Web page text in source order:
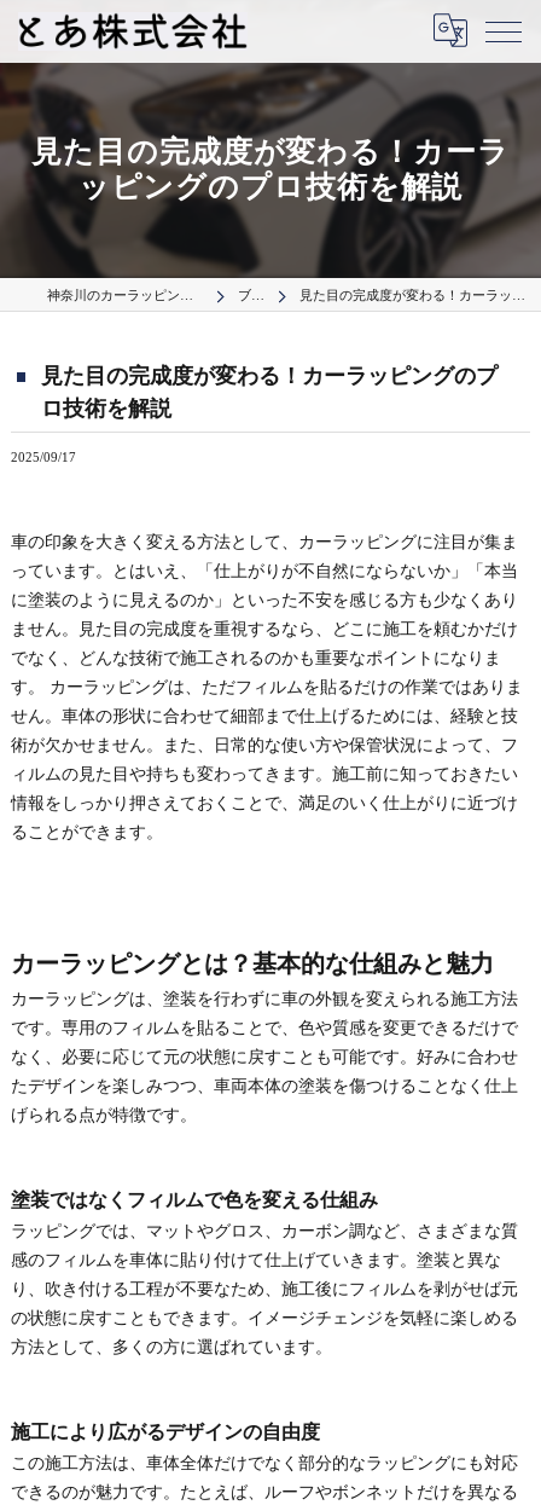
見た目の完成度が変わる！カーラ
ッピングのプロ技術を解説
ブログ 見た目の完成度が変わる！カーラッピングのプロ技術を解説
見た目の完成度が変わる！カーラッピングのプ
ロ技術を解説
2025/09/17
車の印象を大きく変える方法として、カーラッピングに注目が集ま
っています。とはいえ、「仕上がりが不自然にならないか」「本当
に塗装のように見えるのか」といった不安を感じる方も少なくあり
ません。見た目の完成度を重視するなら、どこに施工を頼むかだけ
でなく、どんな技術で施工されるのかも重要なポイントになりま
す。 カーラッピングは、ただフィルムを貼るだけの作業ではありま
せん。車体の形状に合わせて細部まで仕上げるためには、経験と技
術が欠かせません。また、日常的な使い方や保管状況によって、フ
ィルムの見た目や持ちも変わってきます。施工前に知っておきたい
情報をしっかり押さえておくことで、満足のいく仕上がりに近づけ
ることができます。
カーラッピングとは？基本的な仕組みと魅力
カーラッピングは、塗装を行わずに車の外観を変えられる施工方法
です。専用のフィルムを貼ることで、色や質感を変更できるだけで
なく、必要に応じて元の状態に戻すことも可能です。好みに合わせ
たデザインを楽しみつつ、車両本体の塗装を傷つけることなく仕上
げられる点が特徴です。
塗装ではなくフィルムで色を変える仕組み
ラッピングでは、マットやグロス、カーボン調など、さまざまな質
感のフィルムを車体に貼り付けて仕上げていきます。塗装と異な
り、吹き付ける工程が不要なため、施工後にフィルムを剥がせば元
の状態に戻すこともできます。イメージチェンジを気軽に楽しめる
方法として、多くの方に選ばれています。
施工により広がるデザインの自由度
この施工方法は、車体全体だけでなく部分的なラッピングにも対応
できるのが魅力です。たとえば、ルーフやボンネットだけを異なる